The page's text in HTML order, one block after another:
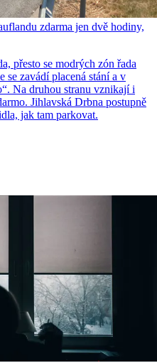
zdarma jen dvě hodiny,
přesto se modrých zón řada
se zavádí placená stání a v
Na druhou stranu vznikají i
Jihlavská Drbna postupně
jak tam parkovat.